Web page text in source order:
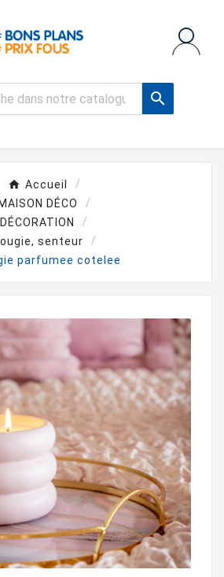

Accueil
MAISON DÉCO
DÉCORATION
senteur
parfumee cotelee